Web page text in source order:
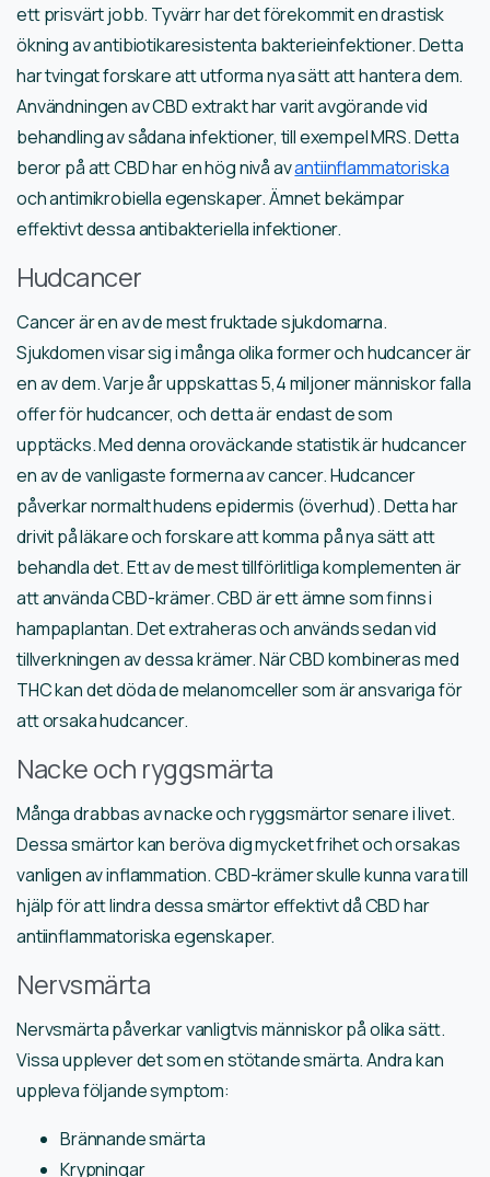
ett prisvärt jobb. Tyvärr har det förekommit en drastisk
ökning av antibiotikaresistenta bakterieinfektioner. Detta
har tvingat forskare att utforma nya sätt att hantera dem.
Användningen av CBD extrakt har varit avgörande vid
behandling av sådana infektioner, till exempel MRS. Detta
beror på att CBD har en hög nivå avantiinflammatoriska
och antimikrobiella egenskaper. Ämnet bekämpar
effektivt dessa antibakteriella infektioner.
Hudcancer
Cancer är en av de mest fruktade sjukdomarna.
Sjukdomen visar sig i många olika former och hudcancer är
en av dem. Varje år uppskattas 5,4 miljoner människor falla
offer för hudcancer, och detta är endast de som
upptäcks. Med denna oroväckande statistik är hudcancer
en av de vanligaste formerna av cancer. Hudcancer
påverkar normalt hudens epidermis (överhud). Detta har
drivit på läkare och forskare att komma på nya sätt att
behandla det. Ett av de mest tillförlitliga komplementen är
att använda CBD-krämer. CBD är ett ämne som finns i
hampaplantan. Det extraheras och används sedan vid
tillverkningen av dessa krämer. När CBD kombineras med
THC kan det döda de melanomceller som är ansvariga för
att orsaka hudcancer.
Nacke och ryggsmärta
Många drabbas av nacke och ryggsmärtor senare i livet.
Dessa smärtor kan beröva dig mycket frihet och orsakas
vanligen av inflammation. CBD-krämer skulle kunna vara till
hjälp för att lindra dessa smärtor effektivt då CBD har
antiinflammatoriska egenskaper.
Nervsmärta
Nervsmärta påverkar vanligtvis människor på olika sätt.
Vissa upplever det som en stötande smärta. Andra kan
uppleva följande symptom:
Brännande smärta
Krypningar